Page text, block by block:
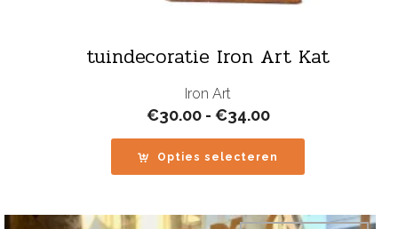
tuindecoratie Iron Art Kat
Iron Art
€30.00 - €34.00Prijsklasse:
tot
€34.00
Opties selecteren